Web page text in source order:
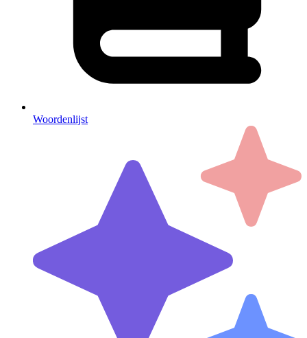
Woordenlijst